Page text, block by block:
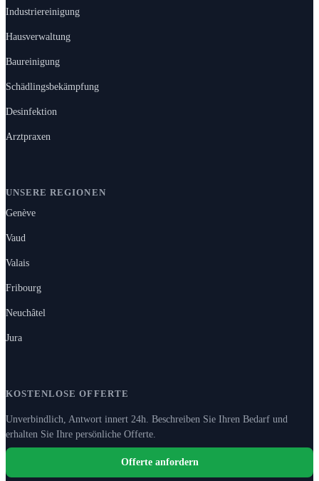
Industriereinigung
Hausverwaltung
Baureinigung
Schädlingsbekämpfung
Desinfektion
Arztpraxen
UNSERE REGIONEN
Genève
Vaud
Valais
Fribourg
Neuchâtel
Jura
KOSTENLOSE OFFERTE
Unverbindlich, Antwort innert 24h. Beschreiben Sie Ihren Bedarf und
erhalten Sie Ihre persönliche Offerte.
Offerte anfordern